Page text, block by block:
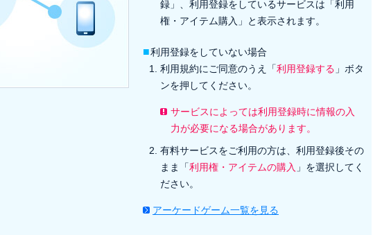
録」、利用登録をしているサービスは「利用
権・アイテム購入」と表示されます。
■利用登録をしていない場合
利用規約にご同意のうえ「利用登録する 」ボタ
ンを押してください。
サービスによっては利用登録時に情報の入
力が必要になる場合があります。
有料サービスをご利用の方は、利用登録後その
まま「利用権・アイテムの購入 」を選択してく
ださい。
アーケードゲーム一覧を見る